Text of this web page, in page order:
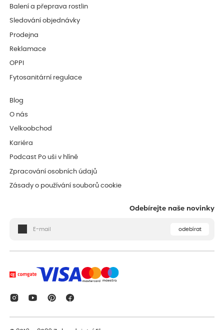
Balení a přeprava rostlin
Sledování objednávky
Prodejna
Reklamace
OPPI
Fytosanitární regulace
Blog
O nás
Velkoobchod
Kariéra
Podcast Po uši v hlíně
Zpracování osobních údajů
Zásady o používání souborů cookie
Odebírejte naše novinky
odebírat